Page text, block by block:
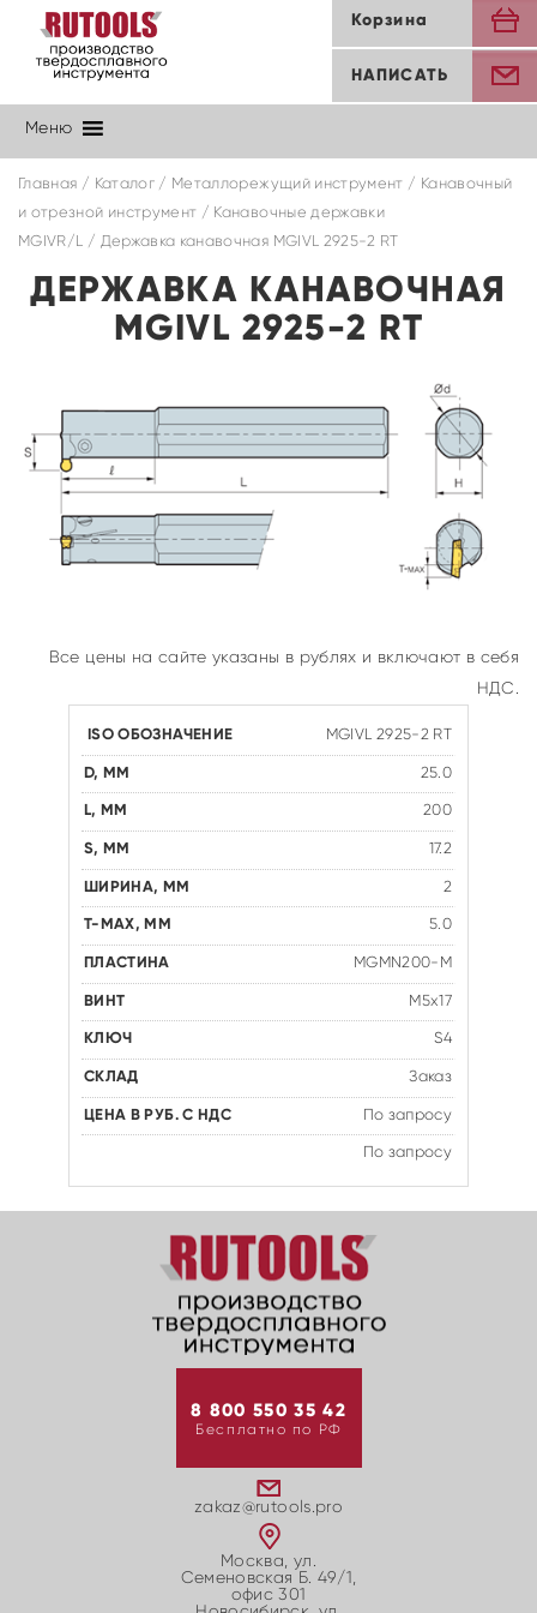
Корзина
НАПИСАТЬ
Меню
Главная / Каталог/ Металлорежущий инструмент / Канавочный
и отрезной инструмент / Канавочные державки
MGIVR/L / Державка канавочная MGIVL 2925-2 RT
ДЕРЖАВКА КАНАВОЧНАЯ
MGIVL 2925-2 RT
Все цены на сайте указаны в рублях и включают в себя
НДС.
MGIVL 2925-2 RT
25.0
200
17.2
2
5.0
MGMN200-M
M5x17
S4
Заказ
По запросу
По запросу
8 800 550 35 42
Бесплатно по РФ
zakaz@rutools.pro
Москва, ул.
Семеновская Б. 49/1,
офис 301